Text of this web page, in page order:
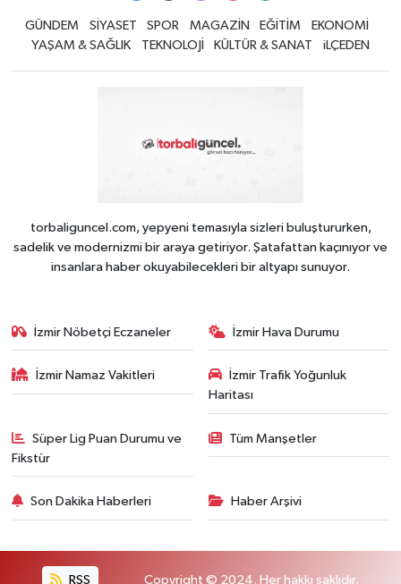
GÜNDEM SİYASET SPOR MAGAZİN EĞİTİM
EKONOMİ
YAŞAM & SAĞLIK
TEKNOLOJİ KÜLTÜR & SANAT iLÇEDEN
torbaliguncel.com, yepyeni temasıyla sizleri buluştururken,
sadelik ve modernizmi bir araya getiriyor. Şatafattan kaçınıyor ve
insanlara haber okuyabilecekleri bir altyapı sunuyor.
İzmir Nöbetçi Eczaneler İzmir Hava Durumu
İzmir Namaz Vakitleri
İzmir Trafik Yoğunluk
Haritası
Süper Lig Puan Durumu ve
Fikstür
Tüm Manşetler
Son Dakika Haberleri Haber Arşivi
RSS Copyright © 2024. Her hakkı saklıdır.